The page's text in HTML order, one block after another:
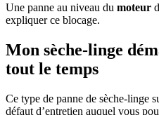
Une panne au niveau du moteur
expliquer ce blocage.
Mon sèche-linge
tout le temps
Ce type de panne de sèche-linge
défaut d’entretien auquel vous